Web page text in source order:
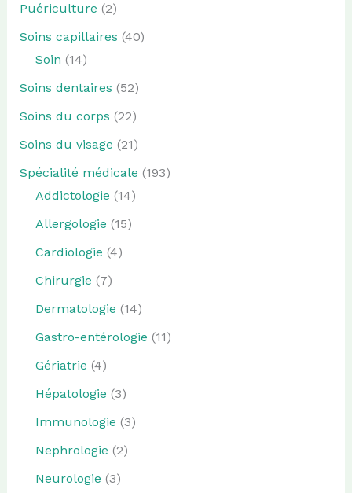
Puériculture (2)
Soins capillaires (40)
Soin (14)
Soins dentaires (52)
Soins du corps (22)
Soins du visage (21)
Spécialité médicale (193)
Addictologie (14)
Allergologie (15)
Cardiologie (4)
Chirurgie (7)
Dermatologie (14)
Gastro-entérologie (11)
Gériatrie (4)
Hépatologie (3)
Immunologie (3)
Nephrologie (2)
Neurologie (3)